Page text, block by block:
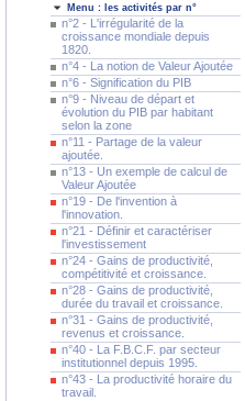
Menu : les activités par n°
n°2 - L'irrégularité de la
croissance mondiale depuis
1820.
n°4 - La notion de Valeur Ajoutée
n°6 - Signification du PIB
n°9 - Niveau de départ et
évolution du PIB par habitant
selon la zone
n°11 - Partage de la valeur
ajoutée.
n°13 - Un exemple de calcul de
Valeur Ajoutée
n°19 - De l'invention à
l'innovation.
n°21 - Définir et caractériser
l'investissement
n°24 - Gains de productivité,
compétitivité et croissance.
n°28 - Gains de productivité,
durée du travail et croissance.
n°31 - Gains de productivité,
revenus et croissance.
n°40 - La F.B.C.F. par secteur
institutionnel depuis 1995.
n°43 - La productivité horaire du
travail.